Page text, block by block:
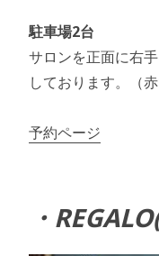
駐車場2台
サロンを正面に右
しております。（
予約ページ
・